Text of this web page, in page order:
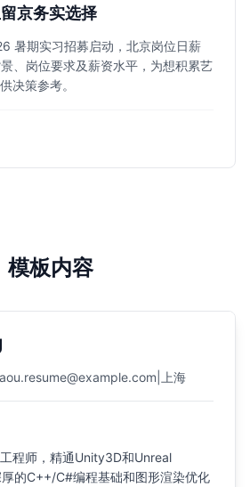
京务实选择
暑期实习招募启动，北京岗位日薪
、岗位要求及薪资水平，为想积累艺
决策参考。
模板内容
上海
程师，精通Unity3D和Unreal
的C++/C#编程基础和图形渲染优化